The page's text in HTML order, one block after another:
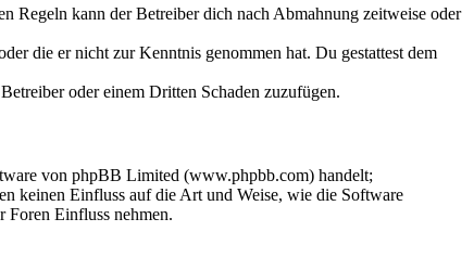
Regeln kann der Betreiber dich nach Abmahnung zeitweise oder
die er nicht zur Kenntnis genommen hat. Du gestattest dem
oder einem Dritten Schaden zuzufügen.
von phpBB Limited (www.phpbb.com) handelt;
keinen Einfluss auf die Art und Weise, wie die Software
Foren Einfluss nehmen.